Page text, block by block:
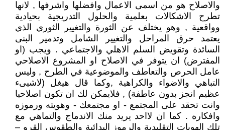
والاصلاح هو من اسمى الاعمال وافضلها واشرفها , لانها
تطرح الاشكالات بعلمية والحلول التدريجية بحيادية
وواقعية , وهو يختلف عن الثورة والتغيير الثوري الذي
يعتمد حرق المراحل والتغيير الشامل وتدمير البنى
السائدة وتقويض السلم الاهلي والاجتماعي . ويجب (او
المفترض) ان يتوفر في الاصلاح او المشروع الاصلاحي
عامل الحرص والتعاطف والموضوعية في الطرح , وليس
التباهي والاضواء والكراهية ,وكما قال هيغل (لاشيىء
عظيم انجز بدون عاطفة) , فلايمكن لك ان تكون اصلاحيا
وانت تحقد على المجتمع - او مجتمعك - وهويته ورموزه
وافكاره . كما ان لااحد يريد منك الاندماج والتماهي مع
تلك الهويات التقليدية والرموز البدائية والطقوس القرو –